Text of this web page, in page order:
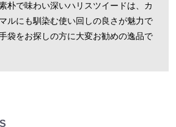
朴で味わい深いハリスツイードは、カ
ルにも馴染む使い回しの良さが魅力で
袋をお探しの方に大変お勧めの逸品で